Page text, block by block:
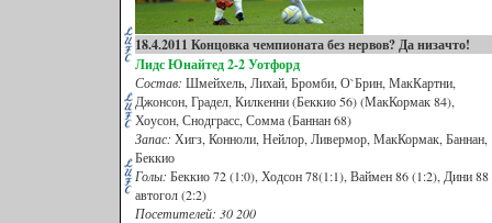
18.4.2011 Концовка чемпионата без нервов? Да низачто!
Лидс Юнайтед 2-2 Уотфорд
Состав: Шмейхель, Лихай, Бромби, О`Брин, МакКартни,
Джонсон, Градел, Килкенни (Беккио 56) (МакКормак 84),
Хоусон, Снодграсс, Сомма (Баннан 68)
Запас: Хигз, Конноли, Нейлор, Ливермор, МакКормак, Баннан,
Беккио
Голы: Беккио 72 (1:0), Ходсон 78(1:1), Ваймен 86 (1:2), Дини 88
автогол (2:2)
Посетителей: 30 200